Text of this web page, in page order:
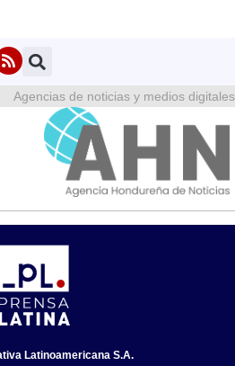
Agencias de noticias y medios digitales
Latinoamericana S.A.